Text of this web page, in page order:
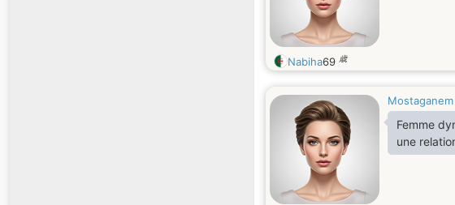
Nabiha69 歳
Mostaganem
Femme
une